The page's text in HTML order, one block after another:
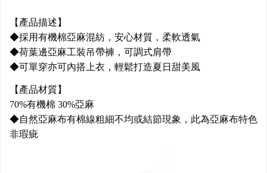
【產品描述】
◆採用有機棉亞麻混紡，安心材質，柔軟透氣
◆荷葉邊亞麻工裝吊帶褲，可調式肩帶
◆可單穿亦可內搭上衣，輕鬆打造夏日甜美風
【產品材質】
70%有機棉 30%亞麻
◆自然亞麻布有棉線粗細不均或結節現象，此為亞麻布特色
非瑕疵